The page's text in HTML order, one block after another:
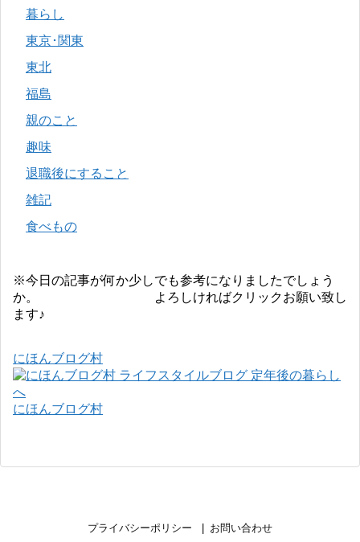
暮らし
東京･関東
東北
福島
親のこと
趣味
退職後にすること
雑記
食べもの
※今日の記事が何か少しでも参考になりましたでしょう
か。 よろしければクリックお願い致し
ます♪
にほんブログ村
にほんブログ村
プライバシーポリシー お問い合わせ